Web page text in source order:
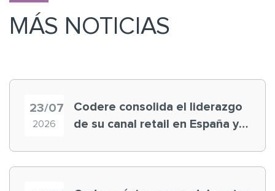
MÁS NOTICIAS
23/07
2026
Codere consolida el liderazgo
de su canal retail en España y